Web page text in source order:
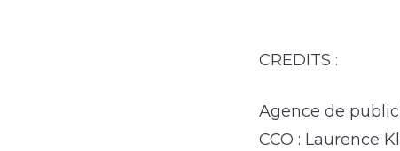
CREDITS :
Agence de
CCO : Laurence